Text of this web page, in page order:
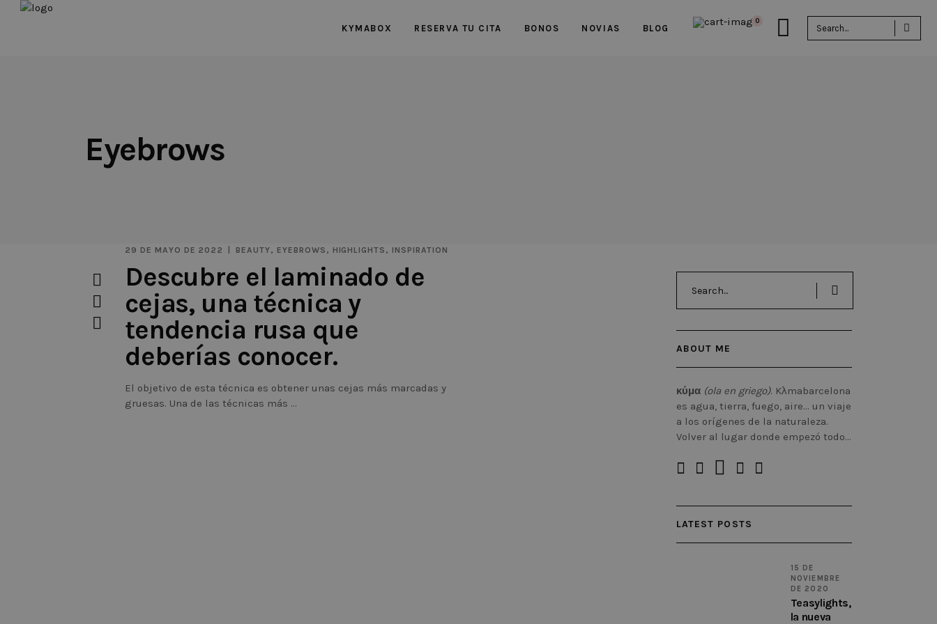
KYMABOX RESERVA TU CITA BONOS NOVIAS BLOG
0
for:
Eyebrows
29 DE MAYO DE 2022 BEAUTY, EYEBROWS , HIGHLIGHTS , INSPIRATION
Descubre el laminado de
cejas, una técnica y
tendencia rusa que
deberías conocer.
El objetivo de esta técnica es obtener unas cejas más marcadas y
gruesas. Una de las técnicas más
ABOUT ME
κύμα (ola en griego). Kλmabarcelona
es agua, tierra, fuego, aire… un viaje
a los orígenes de la naturaleza.
Volver al lugar donde empezó todo…
LATEST POSTS
15 DE
NOVIEMBRE
DE 2020
Teasylights,
la nueva